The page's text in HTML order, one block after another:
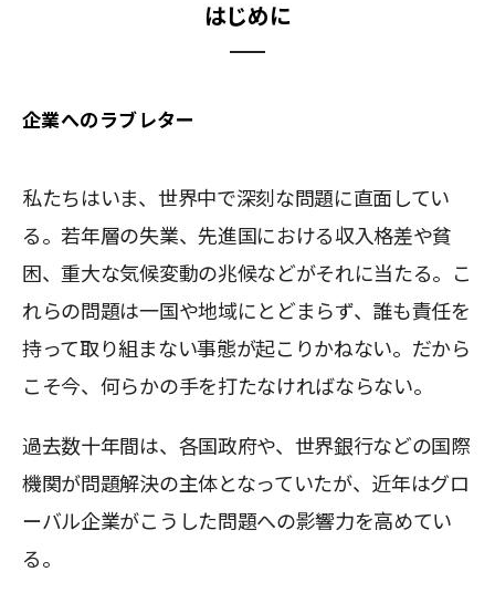
はじめに
企業へのラブレター
私たちはいま、世界中で深刻な問題に直面してい
る。若年層の失業、先進国における収入格差や貧
困、重大な気候変動の兆候などがそれに当たる。こ
れらの問題は一国や地域にとどまらず、誰も責任を
持って取り組まない事態が起こりかねない。だから
こそ今、何らかの手を打たなければならない。
過去数十年間は、各国政府や、世界銀行などの国際
機関が問題解決の主体となっていたが、近年はグロ
ーバル企業がこうした問題への影響力を高めてい
る。